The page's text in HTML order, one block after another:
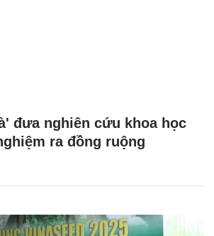
đưa nghiên cứu khoa học
ra đồng ruộng